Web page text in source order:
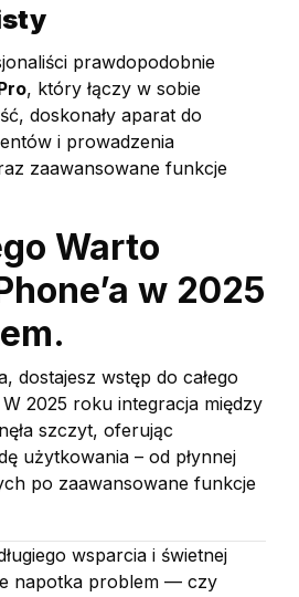
prawdopodobnie
, który łączy w sobie
doskonały aparat do
i prowadzenia
zaawansowane funkcje
Warto
w 2025
dostajesz wstęp do całego
2025 roku integracja między
szczyt, oferując
użytkowania – od płynnej
po zaawansowane funkcje
wsparcia i świetnej
napotka problem — czy